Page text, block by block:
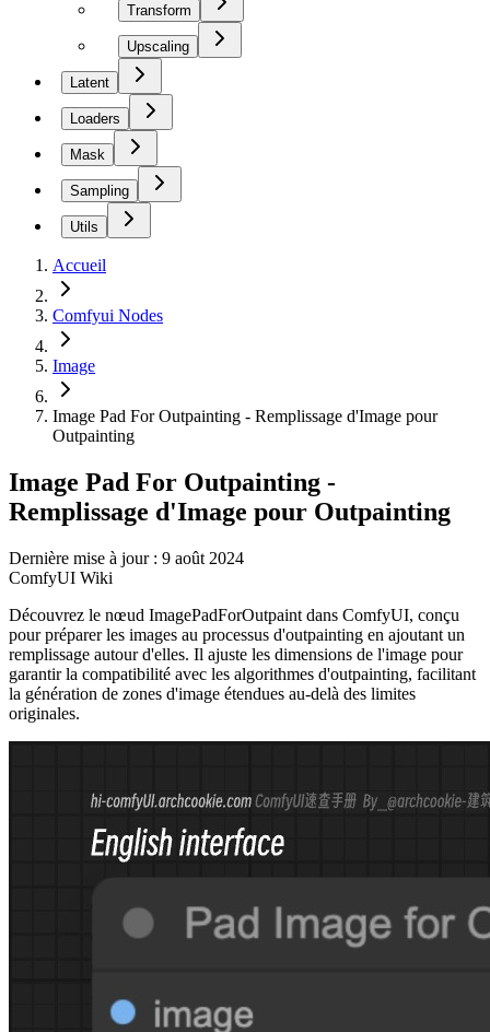
Transform
Upscaling
Latent
Loaders
Mask
Sampling
Utils
Accueil
Comfyui Nodes
Image
Image Pad For Outpainting - Remplissage d'Image pour
Outpainting
Image Pad For Outpainting -
Remplissage d'Image pour Outpainting
Dernière mise à jour : 9 août 2024
ComfyUI Wiki
Découvrez le nœud ImagePadForOutpaint dans ComfyUI, conçu
pour préparer les images au processus d'outpainting en ajoutant un
remplissage autour d'elles. Il ajuste les dimensions de l'image pour
garantir la compatibilité avec les algorithmes d'outpainting, facilitant
la génération de zones d'image étendues au-delà des limites
originales.